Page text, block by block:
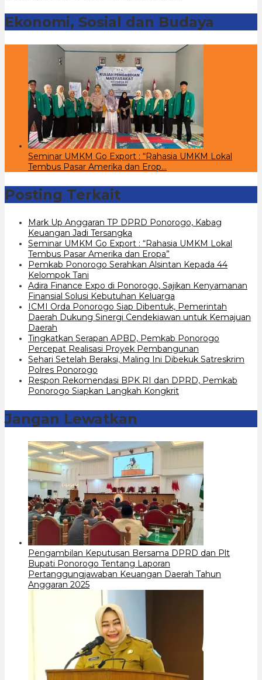
Ekonomi, Sosial dan Budaya
Seminar UMKM Go Export : “Rahasia UMKM Lokal
Tembus Pasar Amerika dan Erop…
Posting Terkait
Mark Up Anggaran TP DPRD Ponorogo, Kabag
Keuangan Jadi Tersangka
Seminar UMKM Go Export : “Rahasia UMKM Lokal
Tembus Pasar Amerika dan Eropa”
Pemkab Ponorogo Serahkan Alsintan Kepada 44
Kelompok Tani
Adira Finance Expo di Ponorogo, Sajikan Kenyamanan
Finansial Solusi Kebutuhan Keluarga
ICMI Orda Ponorogo Siap Dibentuk, Pemerintah
Daerah Dukung Sinergi Cendekiawan untuk Kemajuan
Daerah
Tingkatkan Serapan APBD, Pemkab Ponorogo
Percepat Realisasi Proyek Pembangunan
Sehari Setelah Beraksi, Maling Ini Dibekuk Satreskrim
Polres Ponorogo
Respon Rekomendasi BPK RI dan DPRD, Pemkab
Ponorogo Siapkan Langkah Kongkrit
Jangan Lewatkan
Pengambilan Keputusan Bersama DPRD dan Plt
Bupati Ponorogo Tentang Laporan
Pertanggungjawaban Keuangan Daerah Tahun
Anggaran 2025